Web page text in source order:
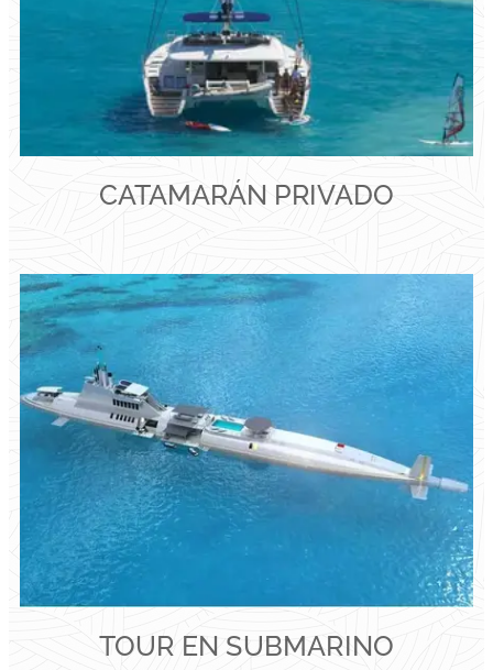
CATAMARÁN PRIVADO
TOUR EN SUBMARINO